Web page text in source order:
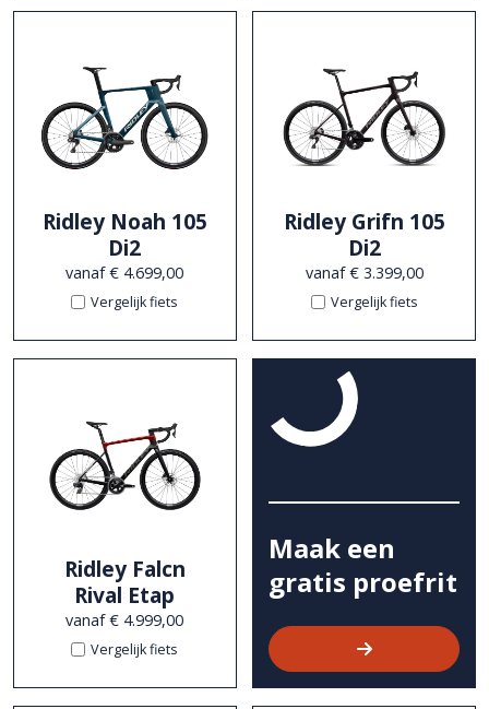
Ridley Noah 105
Di2
vanaf € 4.699,00
Vergelijk fiets
Ridley Grifn 105
Di2
vanaf € 3.399,00
Vergelijk fiets
Ridley Falcn
Rival Etap
vanaf € 4.999,00
Vergelijk fiets
Maak een
gratis proefrit